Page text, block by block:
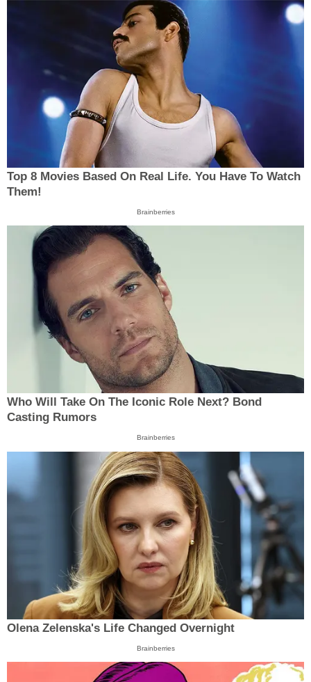
Top 8 Movies Based On Real Life. You Have To Watch
Them!
Brainberries
Who Will Take On The Iconic Role Next? Bond
Casting Rumors
Brainberries
Olena Zelenska's Life Changed Overnight
Brainberries